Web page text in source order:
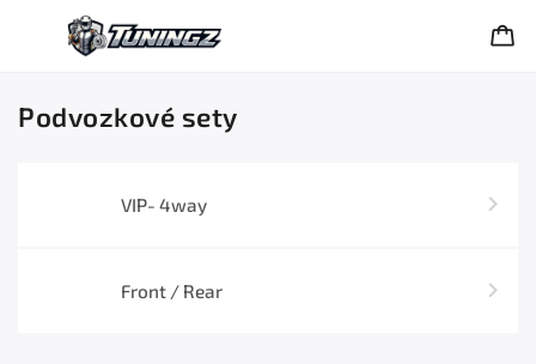
Podvozkové sety
VIP- 4way
Front / Rear